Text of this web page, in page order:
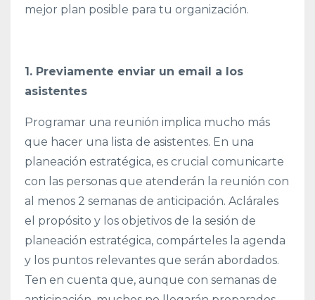
mejor plan posible para tu organización.
1. Previamente enviar un email a los
asistentes
Programar una reunión implica mucho más
que hacer una lista de asistentes. En una
planeación estratégica, es crucial comunicarte
con las personas que atenderán la reunión con
al menos 2 semanas de anticipación. Aclárales
el propósito y los objetivos de la sesión de
planeación estratégica, compárteles la agenda
y los puntos relevantes que serán abordados.
Ten en cuenta que, aunque con semanas de